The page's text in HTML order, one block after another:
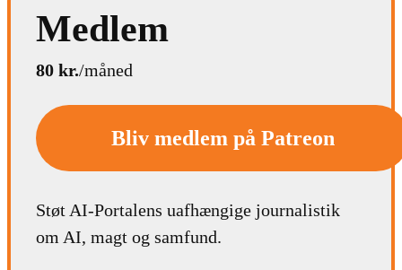
Medlem
80 kr./måned
Bliv medlem på Patreon
Støt AI-Portalens uafhængige journalistik
om AI, magt og samfund.